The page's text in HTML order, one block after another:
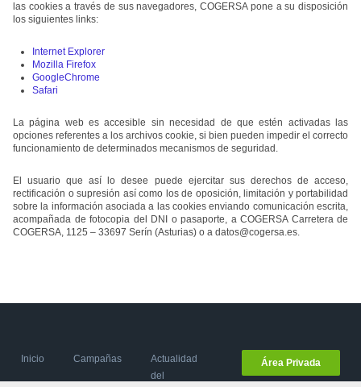
las cookies a través de sus navegadores, COGERSA pone a su disposición
los siguientes links:
Internet Explorer
Mozilla Firefox
GoogleChrome
Safari
La página web es accesible sin necesidad de que estén activadas las
opciones referentes a los archivos cookie, si bien pueden impedir el correcto
funcionamiento de determinados mecanismos de seguridad.
El usuario que así lo desee puede ejercitar sus derechos de acceso,
rectificación o supresión así como los de oposición, limitación y portabilidad
sobre la información asociada a las cookies enviando comunicación escrita,
acompañada de fotocopia del DNI o pasaporte, a COGERSA Carretera de
COGERSA, 1125 – 33697 Serín (Asturias) o a datos@cogersa.es.
Inicio Campañas
Actualidad
del
Área Privada